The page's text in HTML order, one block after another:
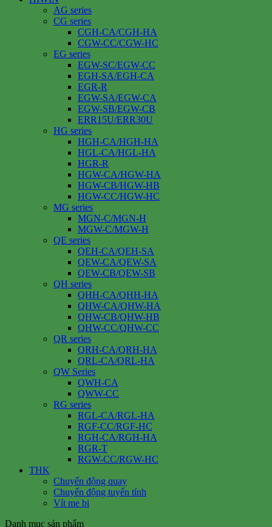
AG series
CG series
CGH-CA/CGH-HA
CGW-CC/CGW-HC
EG series
EGW-SC/EGW-CC
EGH-SA/EGH-CA
EGR-R
EGW-SA/EGW-CA
EGW-SB/EGW-CB
ERR15U/ERR30U
HG series
HGH-CA/HGH-HA
HGL-CA/HGL-HA
HGR-R
HGW-CA/HGW-HA
HGW-CB/HGW-HB
HGW-CC/HGW-HC
MG series
MGN-C/MGN-H
MGW-C/MGW-H
QE series
QEH-CA/QEH-SA
QEW-CA/QEW-SA
QEW-CB/QEW-SB
QH series
QHH-CA/QHH-HA
QHW-CA/QHW-HA
QHW-CB/QHW-HB
QHW-CC/QHW-CC
QR series
QRH-CA/QRH-HA
QRL-CA/QRL-HA
QW Series
QWH-CA
QWW-CC
RG series
RGL-CA/RGL-HA
RGF-CC/RGF-HC
RGH-CA/RGH-HA
RGR-T
RGW-CC/RGW-HC
THK
Chuyển động quay
Chuyển động tuyến tính
Vít me bi
Danh mục sản phẩm